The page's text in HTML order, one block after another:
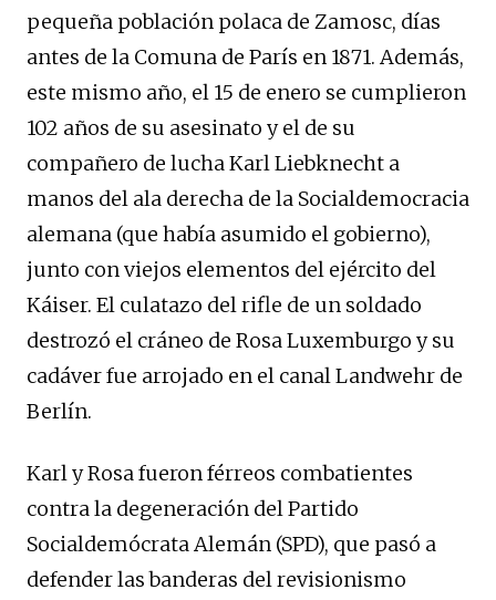
pequeña población polaca de Zamosc, días
antes de la Comuna de París en 1871. Además,
este mismo año, el 15 de enero se cumplieron
102 años de su asesinato y el de su
compañero de lucha Karl Liebknecht a
manos del ala derecha de la Socialdemocracia
alemana (que había asumido el gobierno),
junto con viejos elementos del ejército del
Káiser. El culatazo del rifle de un soldado
destrozó el cráneo de Rosa Luxemburgo y su
cadáver fue arrojado en el canal Landwehr de
Berlín.
Karl y Rosa fueron férreos combatientes
contra la degeneración del Partido
Socialdemócrata Alemán (SPD), que pasó a
defender las banderas del revisionismo